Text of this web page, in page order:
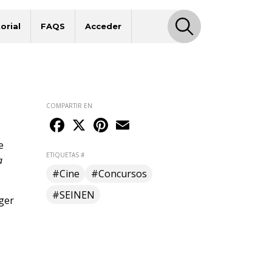
FAQS Acceder
COMPARTIR EN
Facebook
X Pinterest
ETIQUETAS #
#Cine
#Concursos
#SEINEN